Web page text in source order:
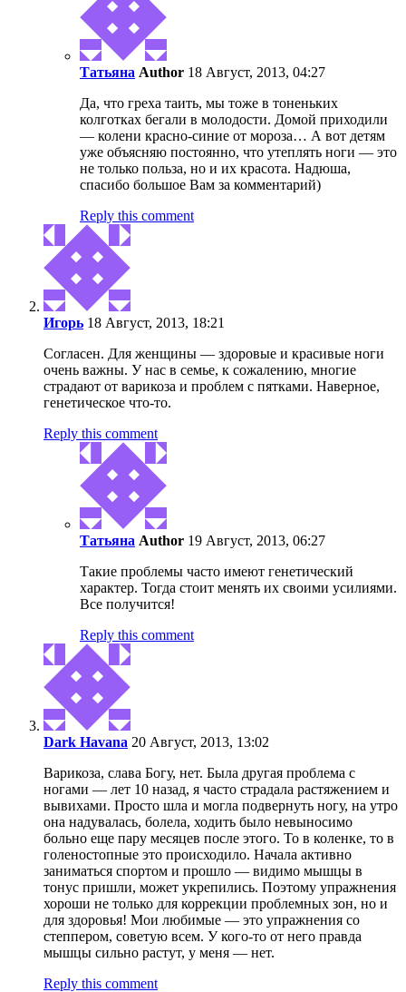
Татьяна Author 18 Август, 2013, 04:27
Да, что греха таить, мы тоже в тоненьких
колготках бегали в молодости. Домой приходили
— колени красно-синие от мороза… А вот детям
уже объясняю постоянно, что утеплять ноги — это
не только польза, но и их красота. Надюша,
спасибо большое Вам за комментарий)
Reply this comment
Игopь 18 Август, 2013, 18:21
Согласен. Для женщины — здоровые и красивые ноги
очень важны. У нас в семье, к сожалению, многие
страдают от варикоза и проблем с пятками. Наверное,
генетическое что-то.
Reply this comment
Татьяна Author 19 Август, 2013, 06:27
Такие проблемы часто имеют генетический
характер. Тогда стоит менять их своими усилиями.
Все получится!
Reply this comment
Dark Havana 20 Август, 2013, 13:02
Варикоза, слава Богу, нет. Была другая проблема с
ногами — лет 10 назад, я часто страдала растяжением и
вывихами. Просто шла и могла подвернуть ногу, на утро
она надувалась, болела, ходить было невыносимо
больно еще пару месяцев после этого. То в коленке, то в
голеностопные это происходило. Начала активно
заниматься спортом и прошло — видимо мышцы в
тонус пришли, может укрепились. Поэтому упражнения
хороши не только для коррекции проблемных зон, но и
для здоровья! Мои любимые — это упражнения со
степпером, советую всем. У кого-то от него правда
мышцы сильно растут, у меня — нет.
Reply this comment